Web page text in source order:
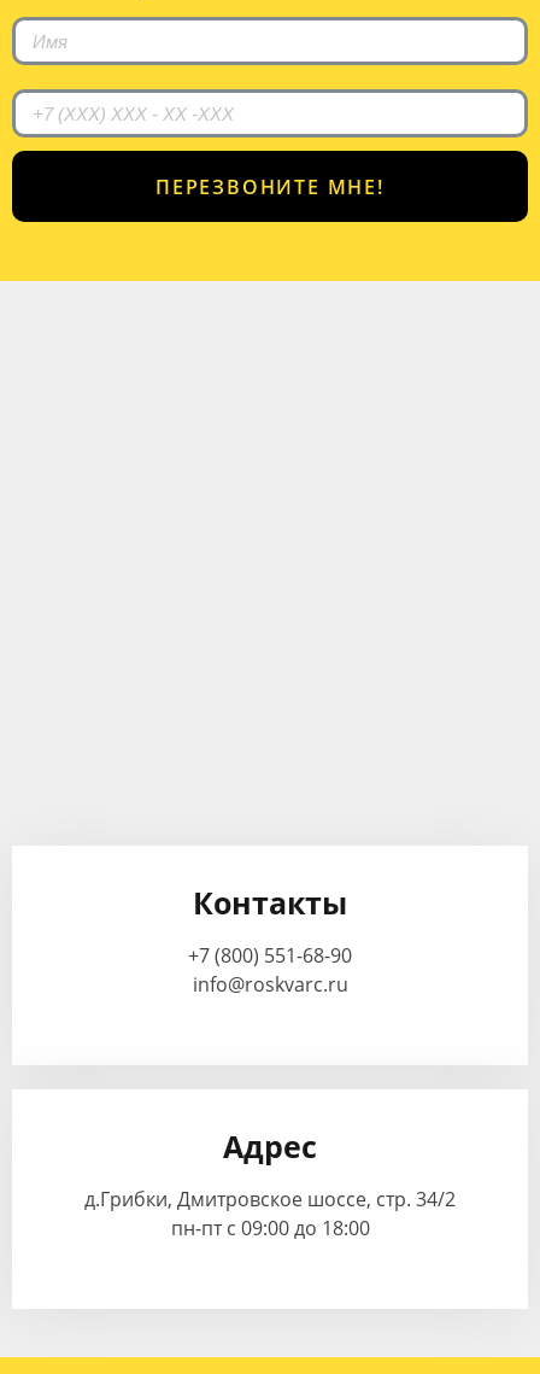
ПЕРЕЗВОНИТЕ МНЕ!
Контакты
+7 (800) 551-68-90
info@roskvarc.ru
Адрес
д.Грибки, Дмитровское шоссе, стр. 34/2
пн-пт с 09:00 до 18:00